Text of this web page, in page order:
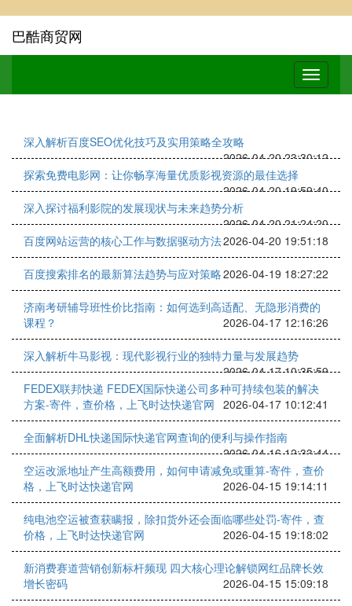
巴酷商贸网
深入解析百度SEO优化技巧及实用策略全攻略
2026-04-20 23:30:12
探索免费电影网：让你畅享海量优质影视资源的最佳选择
2026-04-20 19:59:40
深入探讨福利影院的发展现状与未来趋势分析
2026-04-20 21:24:20
百度网站运营的核心工作与数据驱动方法2026-04-20 19:51:18
百度搜索排名的最新算法趋势与应对策略2026-04-19 18:27:22
济南考研辅导班性价比指南：如何选到高适配、无隐形消费的
课程？
2026-04-17 12:16:26
深入解析牛马影视：现代影视行业的独特力量与发展趋势
2026-04-17 10:35:59
FEDEX联邦快递 FEDEX国际快递公司多种可持续包装的解决
方案-寄件，查价格，上飞时达快递官网 2026-04-17 10:12:41
全面解析DHL快递国际快递官网查询的便利与操作指南
2026-04-16 12:33:44
空运改派地址产生高额费用，如何申请减免或重算-寄件，查价
格，上飞时达快递官网
2026-04-15 19:14:11
纯电池空运被查获瞒报，除扣货外还会面临哪些处罚-寄件，查
价格，上飞时达快递官网
2026-04-15 19:18:02
新消费赛道营销创新标杆频现 四大核心理论解锁网红品牌长效
增长密码
2026-04-15 15:09:18